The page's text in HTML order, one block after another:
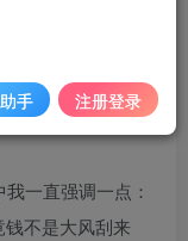
分享 NAS玩法的
一直强调一点：
钱不是大风刮来
手 注册登录